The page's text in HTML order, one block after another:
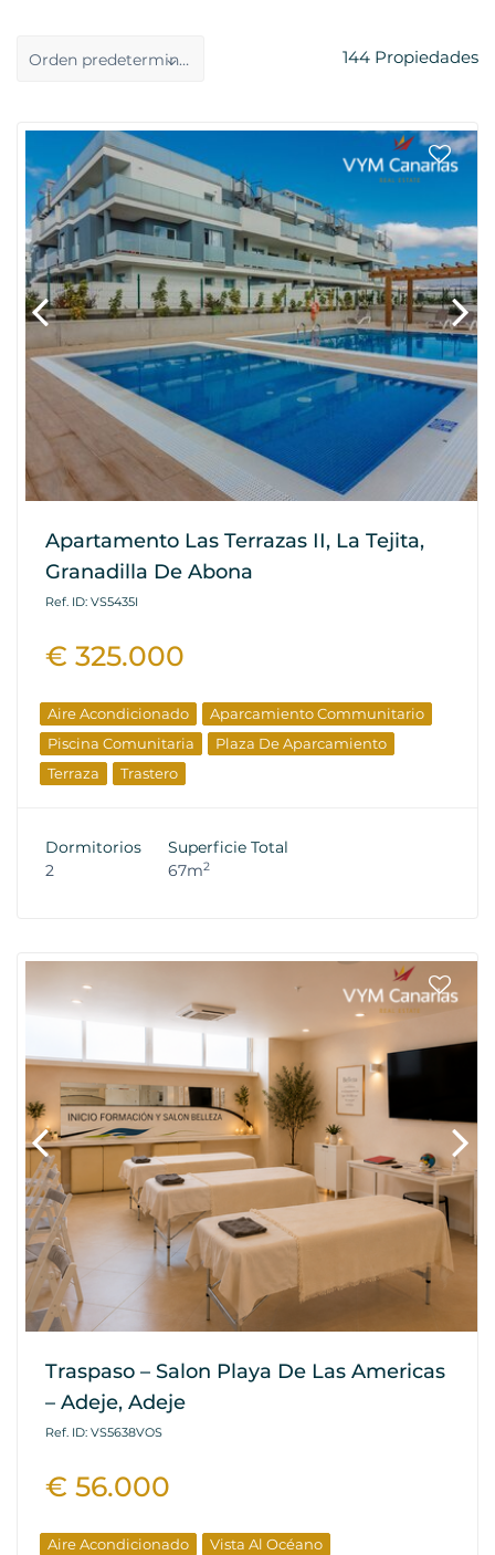
Orden predeterminado 144 Propiedades
Apartamento Las Terrazas II, La Tejita,
Granadilla De Abona
Ref. ID: VS5435I
€ 325.000
Aire Acondicionado
Aparcamiento Communitario
Piscina Comunitaria
Plaza De Aparcamiento
Terraza
Trastero
Dormitorios
2
Superficie Total
67m2
Traspaso – Salon Playa De Las Americas
– Adeje, Adeje
Ref. ID: VS5638VOS
€ 56.000
Aire Acondicionado
Vista Al Océano